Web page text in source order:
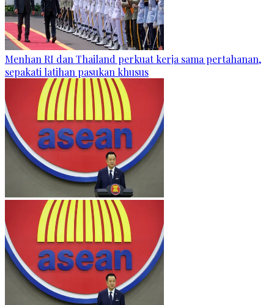
Menhan RI dan Thailand perkuat kerja sama pertahanan,
sepakati latihan pasukan khusus